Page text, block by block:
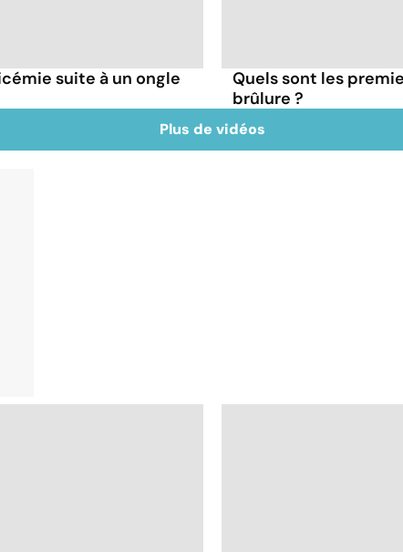
suite à un ongle
Quels sont les
brûlure ?
Plus de vidéos